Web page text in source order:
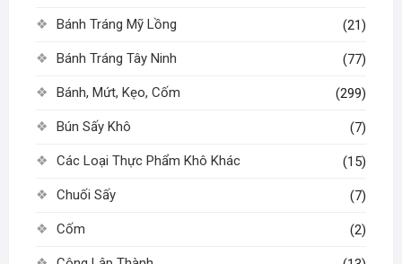
Bánh Tráng Mỹ Lồng (21)
Bánh Tráng Tây Ninh (77)
Bánh, Mứt, Kẹo, Cốm (299)
Bún Sấy Khô (7)
Các Loại Thực Phẩm Khô Khác (15)
Chuối Sấy (7)
Cốm (2)